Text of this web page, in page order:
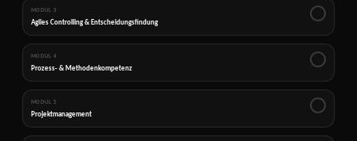
MODUL 3
Agiles Controlling & Entscheidungsfindung
MODUL 4
Prozess- & Methodenkompetenz
MODUL 5
Projektmanagement